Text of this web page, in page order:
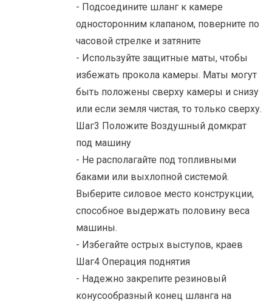
- Подсоедините шланг к камере
односторонним клапаном, поверните по
часовой стрелке и затяните
- Используйте защитные маты, чтобы
избежать прокола камеры. Маты могут
быть положены сверху камеры и снизу
или если земля чистая, то только сверху.
Шаг3 Положите Воздушный домкрат
под машину
- Не располагайте под топливными
баками или выхлопной системой.
Выберите силовое место конструкции,
способное выдержать половину веса
машины.
- Избегайте острых выступов, краев
Шаг4 Операция поднятия
- Надежно закрепите резиновый
конусообразный конец шланга на